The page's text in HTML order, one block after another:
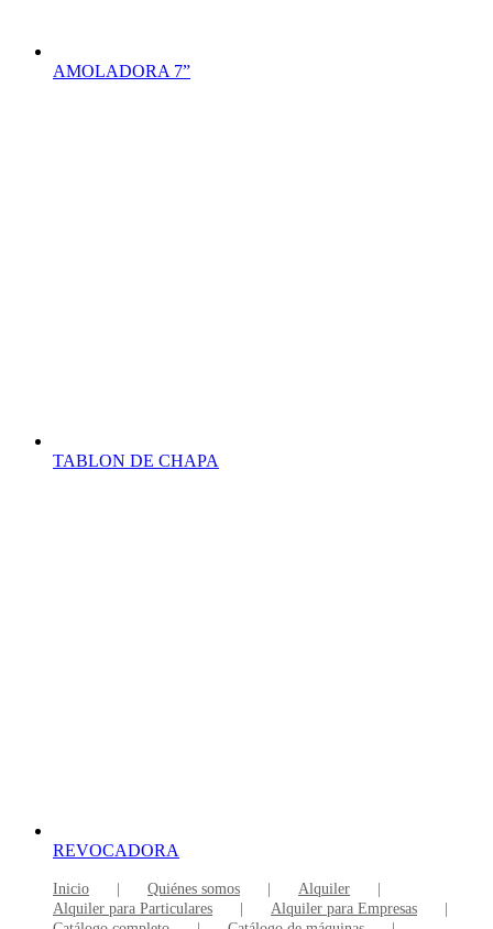
AMOLADORA 7”
TABLON DE CHAPA
REVOCADORA
Inicio Quiénes somos
Alquiler
Alquiler para Particulares
Alquiler para Empresas